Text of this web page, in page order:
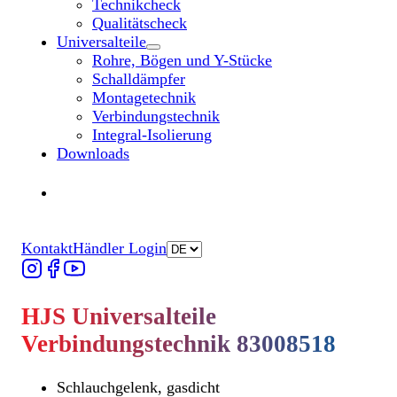
Technikcheck
Qualitätscheck
Universalteile
Untermenü „Universalteile“ öffnen
Rohre, Bögen und Y-Stücke
Schalldämpfer
Montagetechnik
Verbindungstechnik
Integral-Isolierung
Downloads
KontaktHändler Login
HJS Universalteile
Verbindungstechnik 83008518
Schlauchgelenk, gasdicht